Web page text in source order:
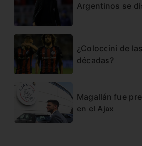
Argentinos se
¿Coloccini de
décadas?
Magallán fue
en el Ajax